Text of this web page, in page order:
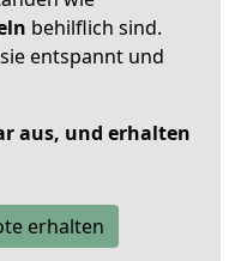
behilflich sind.
entspannt und
aus, und erhalten
erhalten